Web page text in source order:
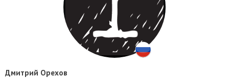
Дмитрий Орехов